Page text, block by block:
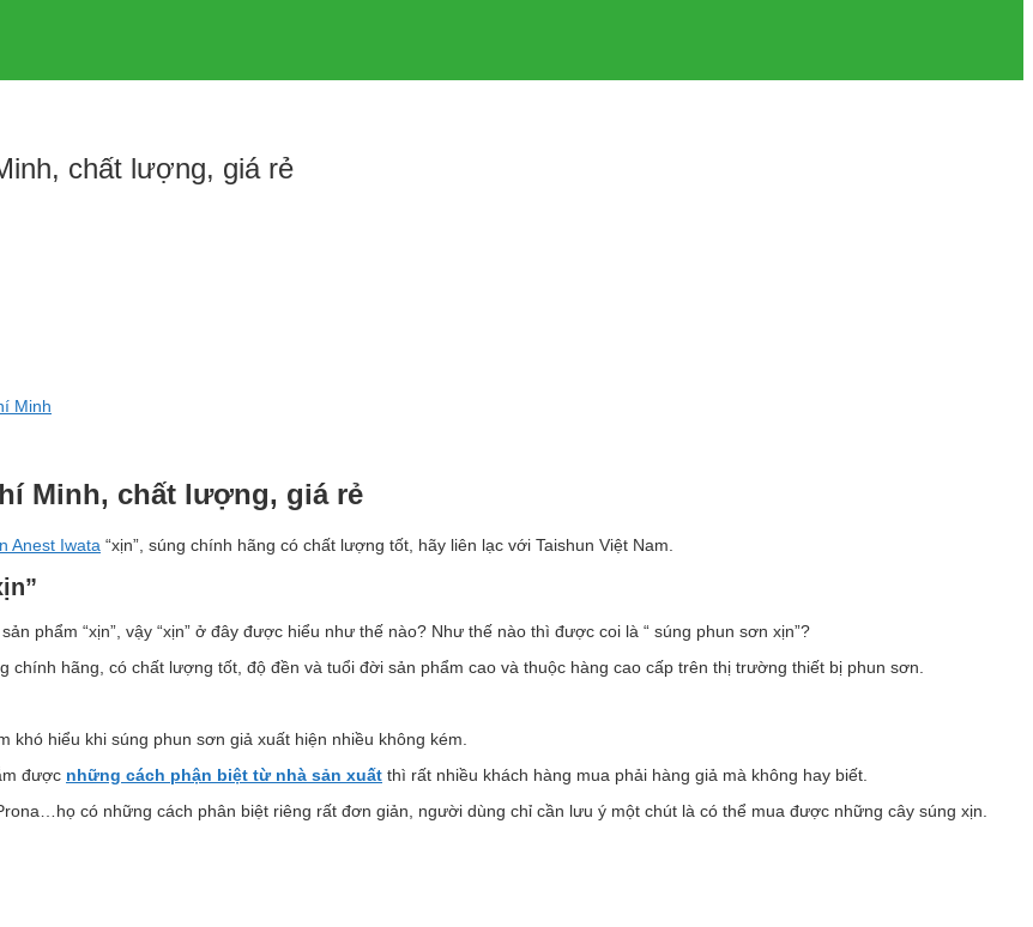
chất lượng, giá rẻ
Minh
Minh, chất lượng, giá rẻ
Anest Iwata “xịn”, súng chính hãng có chất lượng tốt, hãy liên lạc với Taishun Việt Nam.
phẩm “xịn”, vậy “xịn” ở đây được hiểu như thế nào? Như thế nào thì được coi là “ súng phun sơn xịn”?
chính hãng, có chất lượng tốt, độ đền và tuổi đời sản phẩm cao và thuộc hàng cao cấp trên thị trường thiết bị phun sơn.
hiểu khi súng phun sơn giả xuất hiện nhiều không kém.
được những cách phận biệt từ nhà sản xuất thì rất nhiều khách hàng mua phải hàng giả mà không hay biết.
có những cách phân biệt riêng rất đơn giản, người dùng chỉ cần lưu ý một chút là có thể mua được những cây súng xịn.